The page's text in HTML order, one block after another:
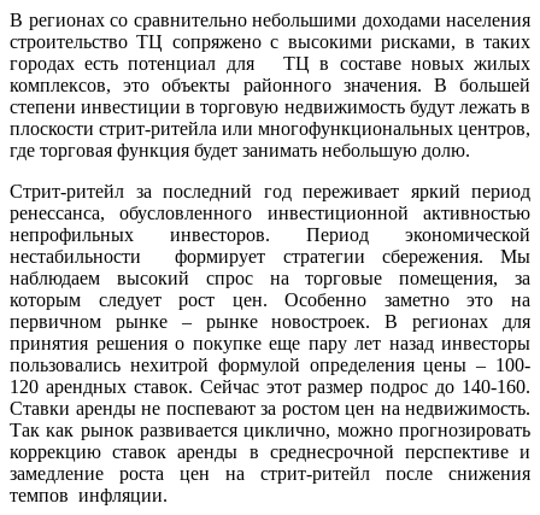
В регионах со сравнительно небольшими доходами населения
строительство ТЦ сопряжено с высокими рисками, в таких
городах есть потенциал для ТЦ в составе новых жилых
комплексов, это объекты районного значения. В большей
степени инвестиции в торговую недвижимость будут лежать в
плоскости стрит-ритейла или многофункциональных центров,
где торговая функция будет занимать небольшую долю.
Стрит-ритейл за последний год переживает яркий период
ренессанса, обусловленного инвестиционной активностью
непрофильных инвесторов. Период экономической
нестабильности формирует стратегии сбережения. Мы
наблюдаем высокий спрос на торговые помещения, за
которым следует рост цен. Особенно заметно это на
первичном рынке – рынке новостроек. В регионах для
принятия решения о покупке еще пару лет назад инвесторы
пользовались нехитрой формулой определения цены – 100-
120 арендных ставок. Сейчас этот размер подрос до 140-160.
Ставки аренды не поспевают за ростом цен на недвижимость.
Так как рынок развивается циклично, можно прогнозировать
коррекцию ставок аренды в среднесрочной перспективе и
замедление роста цен на стрит-ритейл после снижения
темпов инфляции.